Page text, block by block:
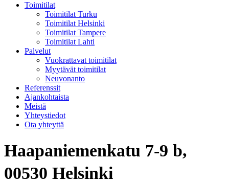
Toimitilat
Toimitilat Turku
Toimitilat Helsinki
Toimitilat Tampere
Toimitilat Lahti
Palvelut
Vuokrattavat toimitilat
Myytävät toimitilat
Neuvonanto
Referenssit
Ajankohtaista
Meistä
Yhteystiedot
Ota yhteyttä
Haapaniemenkatu 7-9 b,
00530 Helsinki